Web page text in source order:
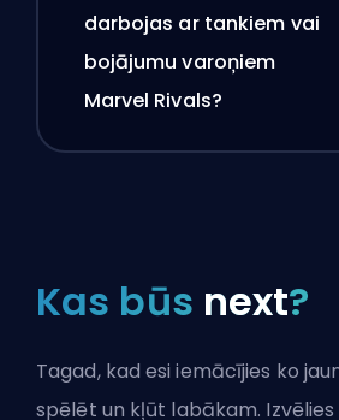
darbojas ar tankiem vai
bojājumu varoņiem
Marvel Rivals?
Kas būs next?
Tagad, kad esi iemācījies ko
spēlēt un kļūt labākam. Izvēlies